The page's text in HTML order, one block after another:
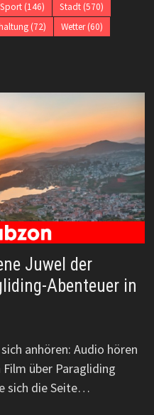
Sport(146) Stadt(570)
(72) Wetter(60)
Juwel der
Abenteuer in
anhören: Audio hören
Film über Paragliding
sich die Seite…